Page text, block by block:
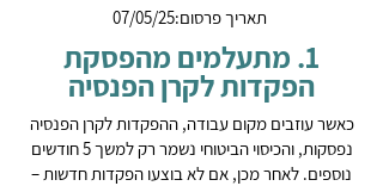
1. מתעלמים מהפסקת
הפקדות לקרן הפנסיה
כאשר עוזבים מקום עבודה, ההפקדות לקרן הפנסיה
נפסקות, והכיסוי הביטוחי נשמר רק למשך 5 חודשים
נוספים. לאחר מכן, אם לא בוצעו הפקדות חדשות –